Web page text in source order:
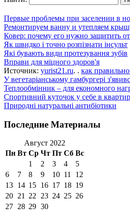
Первые проблемы при заселении в
Ремонтируем ванну и утепляем
Ковер: почему его нужно защитить
Як швидко і точно розпізнати інсульт
Які бувають види протезування зубів
Вправи для міцного здоров'я
Источник: yurist21.ru. . как
У вегетаріанському гамбургері
Теплообмінник – для економного
Спортивний куточок у себе в
Природні натуральні антибіотики
Последние Материалы
Август 2022
Пн Вт Ср Чт Пт Сб Вс
1
2 3 4
5
6
7 8 9 10 11
12
13 14 15 16 17 18 19
20 21 22 23 24 25 26
27 28 29 30